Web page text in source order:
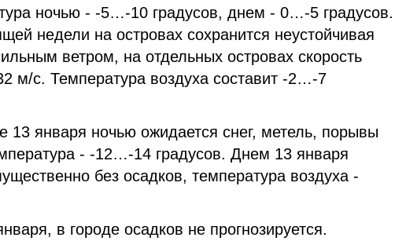
ночью - -5…-10 градусов, днем - 0…-5 градусов.
недели на островах сохранится неустойчивая
ветром, на отдельных островах скорость
м/с. Температура воздуха составит -2…-7
января ночью ожидается снег, метель, порывы
- -12…-14 градусов. Днем 13 января
без осадков, температура воздуха -
в городе осадков не прогнозируется.